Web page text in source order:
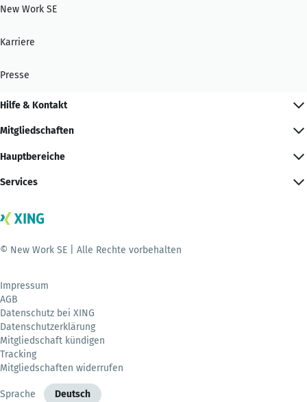
New Work SE
Karriere
Presse
Hilfe & Kontakt
Mitgliedschaften
Hauptbereiche
Services
© New Work SE | Alle Rechte vorbehalten
Impressum
AGB
Datenschutz bei XING
Datenschutzerklärung
Mitgliedschaft kündigen
Tracking
Mitgliedschaften widerrufen
Sprache Deutsch